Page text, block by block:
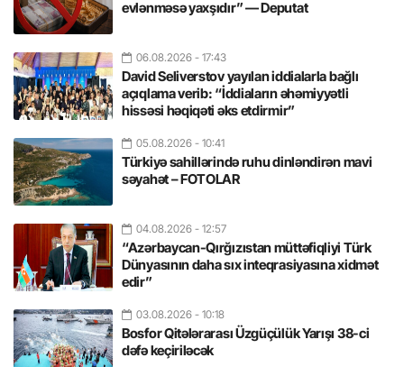
evlənməsə yaxşıdır” — Deputat
06.08.2026 - 17:43
David Seliverstov yayılan iddialarla bağlı
açıqlama verib: “İddiaların əhəmiyyətli
hissəsi həqiqəti əks etdirmir”
05.08.2026 - 10:41
Türkiyə sahillərində ruhu dinləndirən mavi
səyahət – FOTOLAR
04.08.2026 - 12:57
“Azərbaycan-Qırğızıstan müttəfiqliyi Türk
Dünyasının daha sıx inteqrasiyasına xidmət
edir”
03.08.2026 - 10:18
Bosfor Qitələrarası Üzgüçülük Yarışı 38-ci
dəfə keçiriləcək